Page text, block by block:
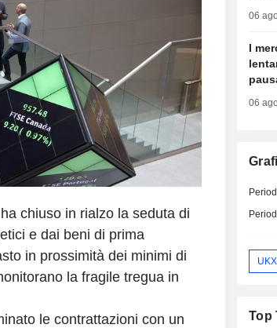
chiuso in rialzo la seduta di
e dai beni di prima
in prossimità dei minimi di
la fragile tregua in
le contrattazioni con un
06
I
06
Top